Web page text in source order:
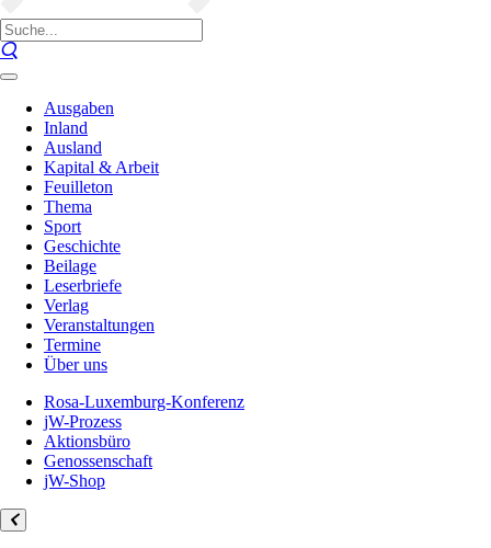
Ausgaben
Inland
Ausland
Kapital & Arbeit
Feuilleton
Thema
Sport
Geschichte
Beilage
Leserbriefe
Verlag
Veranstaltungen
Termine
Über uns
Rosa-Luxemburg-Konferenz
jW-Prozess
Aktionsbüro
Genossenschaft
jW-Shop